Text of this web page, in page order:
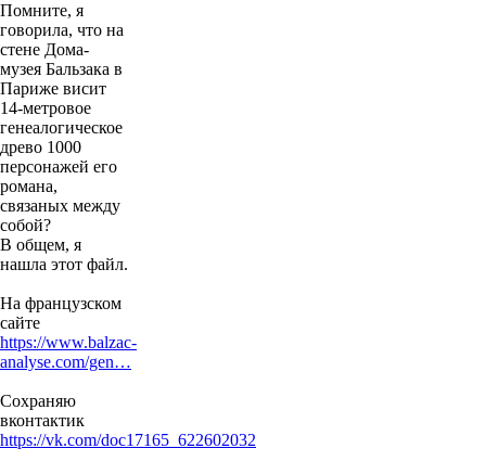
Помните, я
говорила, что на
стене Дома-
музея Бальзака в
Париже висит
14-метровое
генеалогическое
древо 1000
персонажей его
романа,
связаных между
собой?
В общем, я
нашла этот файл.
На французском
сайте
https://www.balzac-
analyse.com/gen…
Сохраняю
вконтактик
https://vk.com/doc17165_622602032